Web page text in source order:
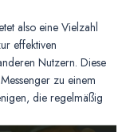
also eine Vielzahl
effektiven
Nutzern. Diese
zu einem
die regelmäßig